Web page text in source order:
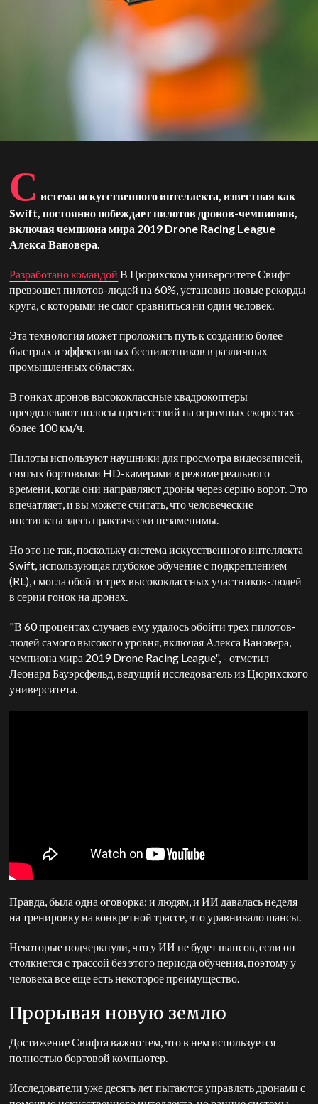
С истема искусственного интеллекта, известная как
Swift, постоянно побеждает пилотов дронов-чемпионов,
включая чемпиона мира 2019 Drone Racing League
Алекса Вановера.
Разработано командой В Цюрихском университете Свифт
превзошел пилотов-людей на 60%, установив новые рекорды
круга, с которыми не смог сравниться ни один человек.
Эта технология может проложить путь к созданию более
быстрых и эффективных беспилотников в различных
промышленных областях.
В гонках дронов высококлассные квадрокоптеры
преодолевают полосы препятствий на огромных скоростях -
более 100 км/ч.
Пилоты используют наушники для просмотра видеозаписей,
снятых бортовыми HD-камерами в режиме реального
времени, когда они направляют дроны через серию ворот. Это
впечатляет, и вы можете считать, что человеческие
инстинкты здесь практически незаменимы.
Но это не так, поскольку система искусственного интеллекта
Swift, использующая глубокое обучение с подкреплением
(RL), смогла обойти трех высококлассных участников-людей
в серии гонок на дронах.
"В 60 процентах случаев ему удалось обойти трех пилотов-
людей самого высокого уровня, включая Алекса Вановера,
чемпиона мира 2019 Drone Racing League", - отметил
Леонард Бауэрсфельд, ведущий исследователь из Цюрихского
университета.
Правда, была одна оговорка: и людям, и ИИ давалась неделя
на тренировку на конкретной трассе, что уравнивало шансы.
Некоторые подчеркнули, что у ИИ не будет шансов, если он
столкнется с трассой без этого периода обучения, поэтому у
человека все еще есть некоторое преимущество.
Прорывая новую землю
Достижение Свифта важно тем, что в нем используется
полностью бортовой компьютер.
Исследователи уже десять лет пытаются управлять дронами с